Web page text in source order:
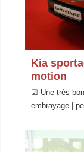
Kia
motion
☑ Une très
embrayage |